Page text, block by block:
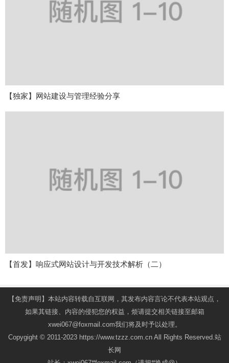
【独家】网站建设与管理经验分享
【首发】响应式网站设计与开发技术解析（二）
【免责声明】本站内容转载自互联网，其发布内容言论不代表本站观点，
如果其链接、内容的侵犯您的权益，烦请提交相关链接至邮箱
xwei067@foxmail.com我们将及时予以处理。
Copygight © 2011-2023 https://www.tzzz.com.cn All Rights Reserved.站
长网